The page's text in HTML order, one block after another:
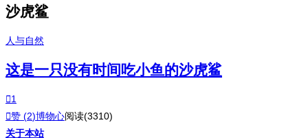
沙虎鲨
人与自然
这是一只没有时间吃小鱼的沙虎鲨
1
赞 (2)博物心阅读(3310)
关于本站